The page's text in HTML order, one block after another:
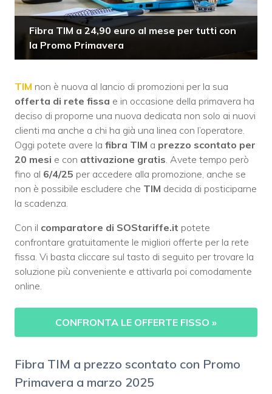
Fibra TIM a 24,90 euro al mese per tutti con
la Promo Primavera
TIM non è nuova al lancio di promozioni per la sua
offerta di rete fissa e in occasione della primavera ha
deciso di proporne una nuova dedicata non solo ai nuovi
clienti ma anche a chi ha già una linea con l’operatore.
Oggi potete avere la fibra TIM a prezzo scontato per
20 mesi e con attivazione gratis. Avete tempo però
fino al 6/4/25 per accedere alla promozione, anche se
non è possibile escludere che TIM decida di posticiparne
la scadenza.
Con il comparatore di SOStariffe.it potete
confrontare gratuitamente le migliori offerte per la rete
fissa. Vi basta cliccare sul tasto di seguito per trovare la
soluzione più conveniente e attivarla poi comodamente
online.
CONFRONTA LE OFFERTE FISSO »
Fibra TIM a prezzo scontato con Promo
Primavera a marzo 2025